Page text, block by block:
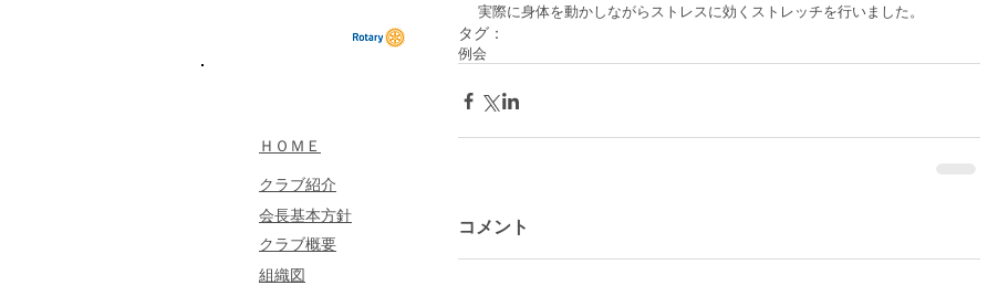
実際に身体を動かしながらストレスに効くストレッチを行いました。
タグ：
例会
コメント
​ＨＯＭＥ
クラブ紹介
​会長基本方針
​クラブ概要
組織図